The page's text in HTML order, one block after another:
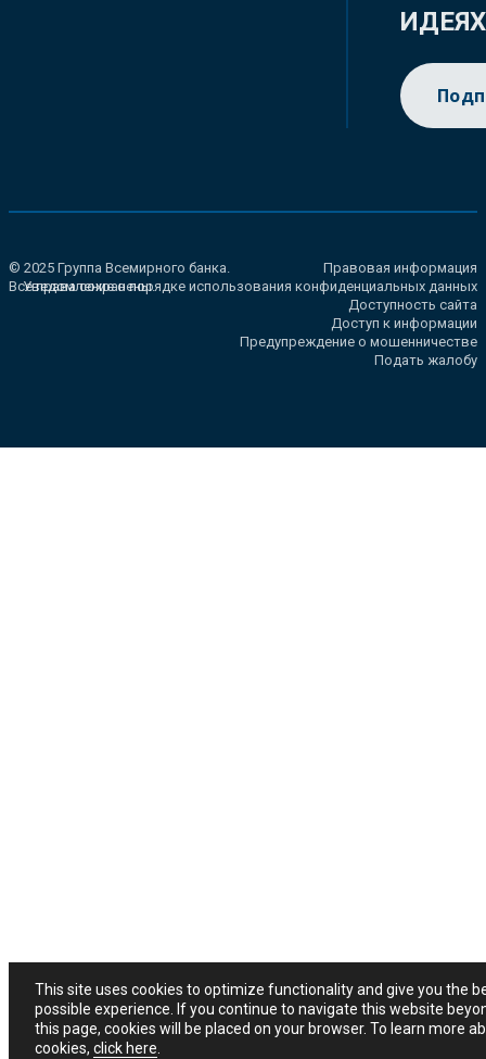
ИДЕЯХ
© 2025 Группа Всемирного банка.
Все права сохранены.
Правовая информация
Уведомление о порядке использования конфиденциальных данных
Доступность сайта
Доступ к информации
Предупреждение о мошенничестве
Подать жалобу
This site uses cookies to optimize functionality and give you the
possible experience. If you continue to navigate this website
this page, cookies will be placed on your browser. To learn more
cookies, click here